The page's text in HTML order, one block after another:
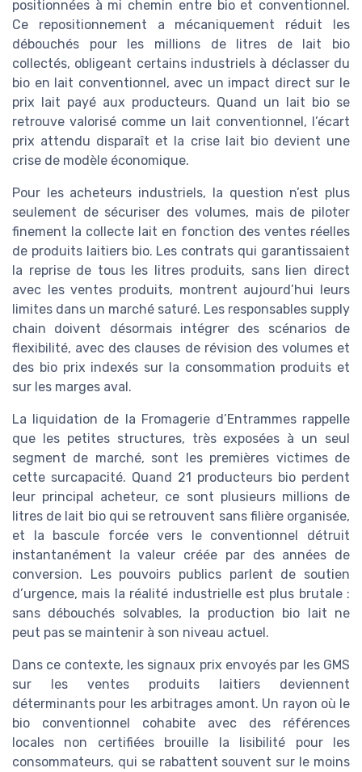
positionnées à mi chemin entre bio et conventionnel.
Ce repositionnement a mécaniquement réduit les
débouchés pour les millions de litres de lait bio
collectés, obligeant certains industriels à déclasser du
bio en lait conventionnel, avec un impact direct sur le
prix lait payé aux producteurs. Quand un lait bio se
retrouve valorisé comme un lait conventionnel, l’écart
prix attendu disparaît et la crise lait bio devient une
crise de modèle économique.
Pour les acheteurs industriels, la question n’est plus
seulement de sécuriser des volumes, mais de piloter
finement la collecte lait en fonction des ventes réelles
de produits laitiers bio. Les contrats qui garantissaient
la reprise de tous les litres produits, sans lien direct
avec les ventes produits, montrent aujourd’hui leurs
limites dans un marché saturé. Les responsables supply
chain doivent désormais intégrer des scénarios de
flexibilité, avec des clauses de révision des volumes et
des bio prix indexés sur la consommation produits et
sur les marges aval.
La liquidation de la Fromagerie d’Entrammes rappelle
que les petites structures, très exposées à un seul
segment de marché, sont les premières victimes de
cette surcapacité. Quand 21 producteurs bio perdent
leur principal acheteur, ce sont plusieurs millions de
litres de lait bio qui se retrouvent sans filière organisée,
et la bascule forcée vers le conventionnel détruit
instantanément la valeur créée par des années de
conversion. Les pouvoirs publics parlent de soutien
d’urgence, mais la réalité industrielle est plus brutale :
sans débouchés solvables, la production bio lait ne
peut pas se maintenir à son niveau actuel.
Dans ce contexte, les signaux prix envoyés par les GMS
sur les ventes produits laitiers deviennent
déterminants pour les arbitrages amont. Un rayon où le
bio conventionnel cohabite avec des références
locales non certifiées brouille la lisibilité pour les
consommateurs, qui se rabattent souvent sur le moins